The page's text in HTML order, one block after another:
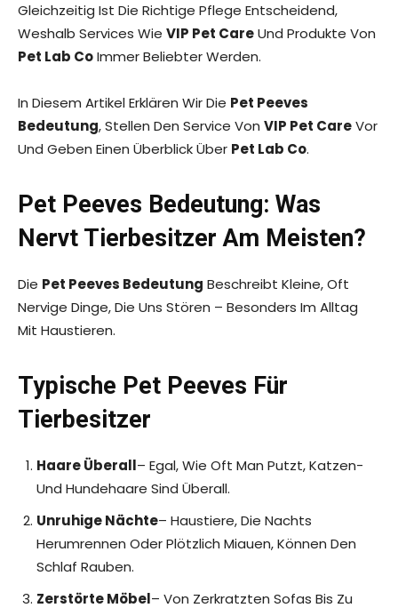
Gleichzeitig Ist Die Richtige Pflege Entscheidend,
Weshalb Services Wie VIP Pet CareUnd Produkte Von
Pet Lab CoImmer Beliebter Werden.
In Diesem Artikel Erklären Wir Die Pet Peeves
Bedeutung, Stellen Den Service Von VIP Pet CareVor
Und Geben Einen Überblick Über Pet Lab Co.
Pet Peeves Bedeutung: Was
Nervt Tierbesitzer Am Meisten?
Die Pet Peeves Bedeutung Beschreibt Kleine, Oft
Nervige Dinge, Die Uns Stören – Besonders Im Alltag
Mit Haustieren.
Typische Pet Peeves Für
Tierbesitzer
Haare Überall– Egal, Wie Oft Man Putzt, Katzen-
Und Hundehaare Sind Überall.
Unruhige Nächte– Haustiere, Die Nachts
Herumrennen Oder Plötzlich Miauen, Können Den
Schlaf Rauben.
Zerstörte Möbel– Von Zerkratzten Sofas Bis Zu